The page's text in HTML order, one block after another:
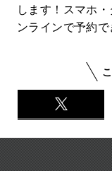
します！スマホ
ンラインで予約で